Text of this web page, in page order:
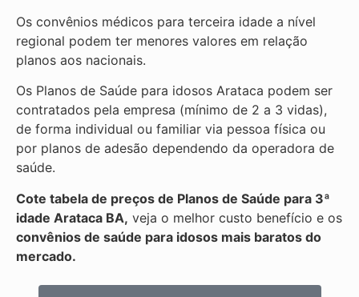
Os convênios médicos para terceira idade a nível
regional podem ter menores valores em relação
planos aos nacionais.
Os Planos de Saúde para idosos Arataca podem ser
contratados pela empresa (mínimo de 2 a 3 vidas),
de forma individual ou familiar via pessoa física ou
por planos de adesão dependendo da operadora de
saúde.
Cote tabela de preços de Planos de Saúde para 3ª
idade Arataca BA, veja o melhor custo benefício e os
convênios de saúde para idosos mais baratos do
mercado.